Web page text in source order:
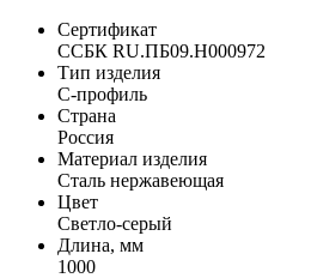
Сертификат
ССБК RU.ПБ09.H000972
Тип изделия
C-профиль
Страна
Россия
Материал изделия
Сталь нержавеющая
Цвет
Светло-серый
Длина, мм
1000